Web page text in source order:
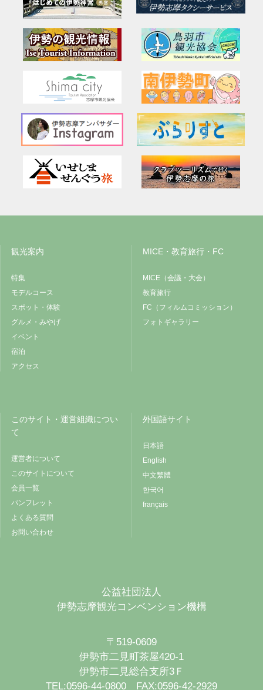
観光案内
特集
モデルコース
スポット・体験
グルメ・みやげ
イベント
宿泊
アクセス
MICE・教育旅行・FC
MICE（会議・大会）
教育旅行
FC（フィルムコミッション）
フォトギャラリー
このサイト・運営組織につい
て
運営者について
このサイトについて
会員一覧
パンフレット
よくある質問
お問い合わせ
外国語サイト
日本語
English
中文繁體
한국어
français
公益社団法人
伊勢志摩観光コンベンション機構
〒519-0609
伊勢市二見町茶屋420-1
伊勢市二見総合支所3Ｆ
TEL:0596-44-0800 FAX:0596-42-2929